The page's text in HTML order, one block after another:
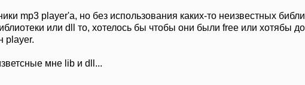
mp3 player'а, но без использования каких-то неизвестных
или dll то, хотелось бы чтобы они были free или хотябы
player.
мне lib и dll...